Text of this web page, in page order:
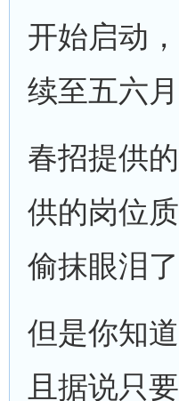
开始启动
续至五六月
春招提供
供的岗位
偷抹眼泪
但是你知
且据说只